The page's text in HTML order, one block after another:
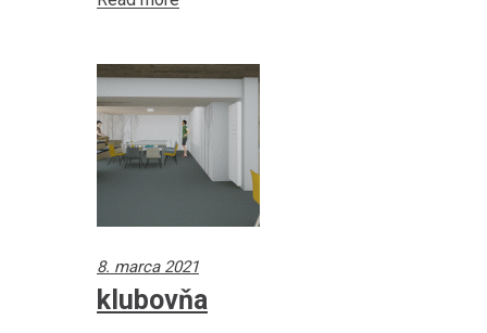
8. marca 2021
klubovňa